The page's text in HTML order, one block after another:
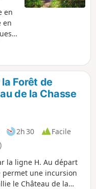
en
en
:
par
en
Forêt de
de la Chasse
2h 30
Facile
la ligne H. Au départ
permet une incursion
le Château de la